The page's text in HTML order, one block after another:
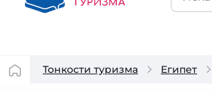
Тонкости туризма Египет